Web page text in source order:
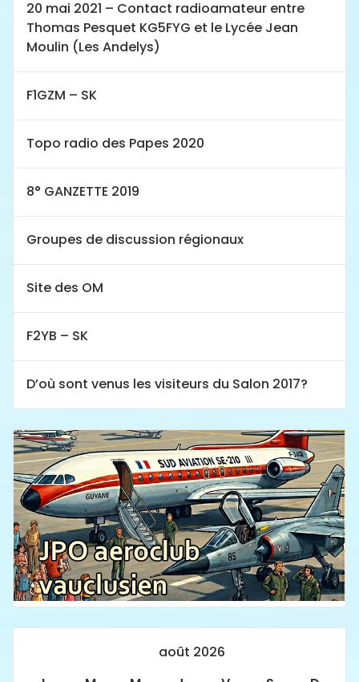
20 mai 2021 – Contact radioamateur entre
Thomas Pesquet KG5FYG et le Lycée Jean
Moulin (Les Andelys)
F1GZM – SK
Topo radio des Papes 2020
8° GANZETTE 2019
Groupes de discussion régionaux
Site des OM
F2YB – SK
D’où sont venus les visiteurs du Salon 2017?
août 2026